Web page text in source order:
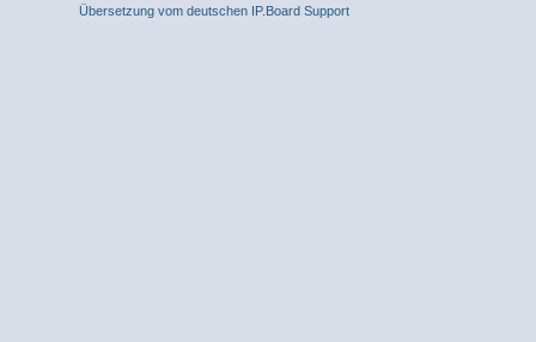
Übersetzung vom deutschen IP.Board Support